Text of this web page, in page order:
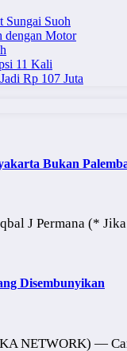
Sungai Suoh
dengan Motor
11 Kali
Rp 107 Juta
Bukan
J Permana (*
Disembunyikan
NETWORK) —